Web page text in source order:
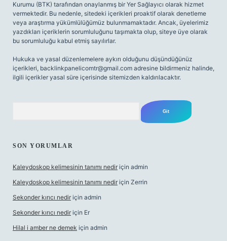
Kurumu (BTK) tarafından onaylanmış bir Yer Sağlayıcı olarak hizmet
vermektedir. Bu nedenle, sitedeki içerikleri proaktif olarak denetleme
veya araştırma yükümlülüğümüz bulunmamaktadır. Ancak, üyelerimiz
yazdıkları içeriklerin sorumluluğunu taşımakta olup, siteye üye olarak
bu sorumluluğu kabul etmiş sayılırlar.
Hukuka ve yasal düzenlemelere aykırı olduğunu düşündüğünüz
içerikleri, backlinkpanelicomtr@gmail.com adresine bildirmeniz halinde,
ilgili içerikler yasal süre içerisinde sitemizden kaldırılacaktır.
SON YORUMLAR
Kaleydoskop kelimesinin tanımı nedir için admin
Kaleydoskop kelimesinin tanımı nedir için Zerrin
Sekonder kırıcı nedir için admin
Sekonder kırıcı nedir için Er
Hilal i amber ne demek için admin